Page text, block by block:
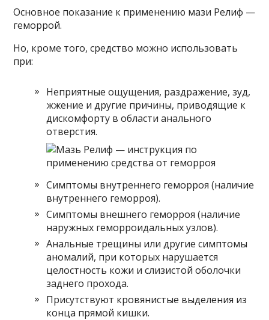
Основное показание к применению мази Релиф —
геморрой.
Но, кроме того, средство можно использовать
при:
Неприятные ощущения, раздражение, зуд,
жжение и другие причины, приводящие к
дискомфорту в области анального
отверстия.
Симптомы внутреннего геморроя (наличие
внутреннего геморроя).
Симптомы внешнего геморроя (наличие
наружных геморроидальных узлов).
Анальные трещины или другие симптомы
аномалий, при которых нарушается
целостность кожи и слизистой оболочки
заднего прохода.
Присутствуют кровянистые выделения из
конца прямой кишки.